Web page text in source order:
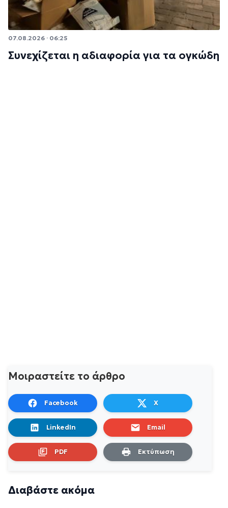
07.08.2026 · 06:25
Συνεχίζεται η αδιαφορία για τα ογκώδη
Μοιραστείτε το άρθρο
Facebook X
LinkedIn Email
PDF Εκτύπωση
Διαβάστε ακόμα